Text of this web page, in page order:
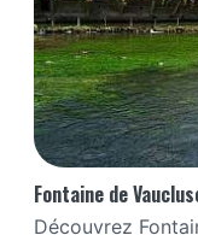
Fontaine de
Découvrez